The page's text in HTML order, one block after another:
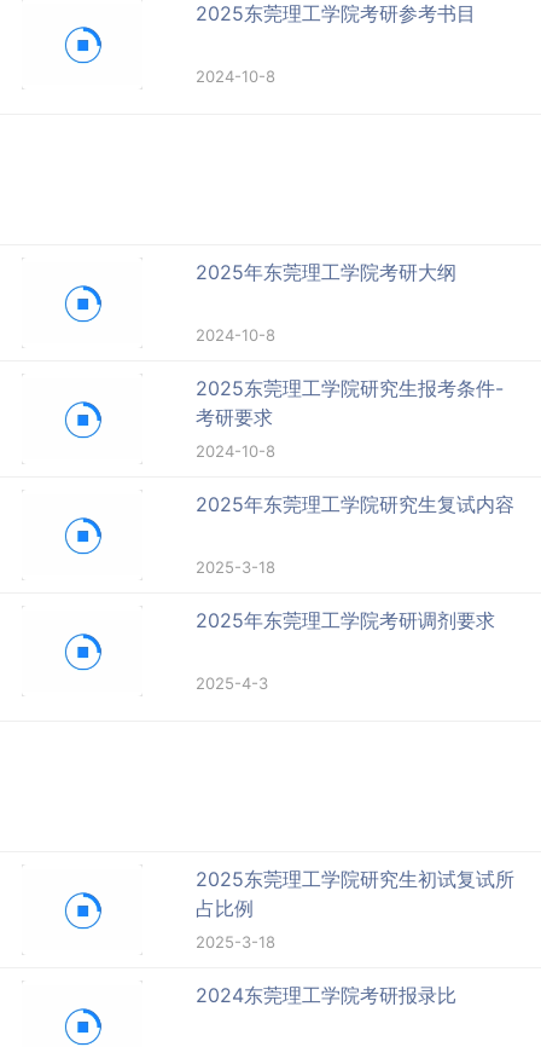
2025东莞理工学院考研参考书目
2024-10-8
2025年东莞理工学院考研大纲
2024-10-8
2025东莞理工学院研究生报考条件-
考研要求
2024-10-8
2025年东莞理工学院研究生复试内容
2025-3-18
2025年东莞理工学院考研调剂要求
2025-4-3
2025东莞理工学院研究生初试复试所
占比例
2025-3-18
2024东莞理工学院考研报录比